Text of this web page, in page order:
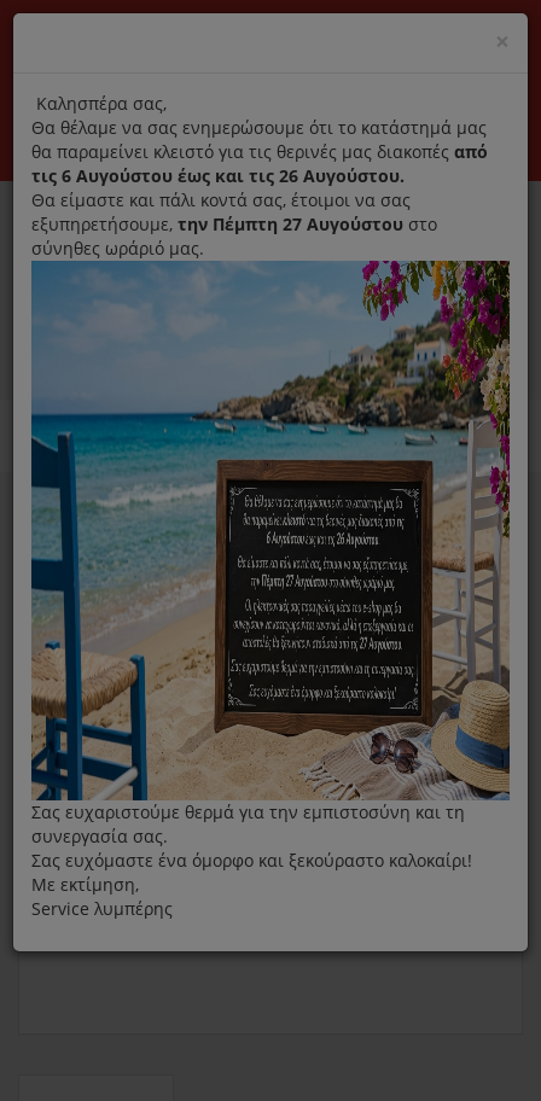
Αποκλειστικά γνήσια ανταλλακτικά
Σύνδεση Εγγραφή Εταιρεία Επικοινωνία
0
Ανταλλακτικά ηλεκτρικών συσκευών MENU
Home
Ιονιστής Αφυγραντήρας
Φίλτρα Αφυγραντήρα
Φίλτρο Σκόνης Για Αφυγραντήρα Delonghi DES12-14-16
×
title
Καλησπέρα σας,
Θα θέλαμε να σας ενημερώσουμε ότι το κατάστημά μας
θα παραμείνει κλειστό για τις θερινές μας διακοπές από
τις 6 Αυγούστου έως και τις 26 Αυγούστου.
Θα είμαστε και πάλι κοντά σας, έτοιμοι να σας
εξυπηρετήσουμε, την Πέμπτη 27 Αυγούστου στο
σύνηθες ωράριό μας.
Σας ευχαριστούμε θερμά για την εμπιστοσύνη και τη
συνεργασία σας.
Σας ευχόμαστε ένα όμορφο και ξεκούραστο καλοκαίρι!
Με εκτίμηση,
Service λυμπέρης